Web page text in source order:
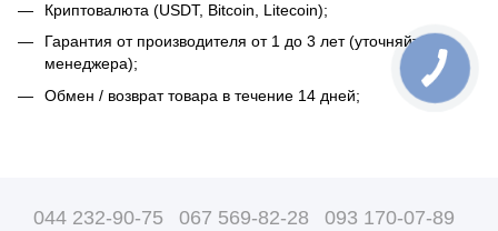
Криптовалюта (USDT, Bitcoin, Litecoin);
Гарантия от производителя от 1 до 3 лет (уточняйте у
менеджера);
Обмен / возврат товара в течение 14 дней;
044 232-90-75 067 569-82-28 093 170-07-89